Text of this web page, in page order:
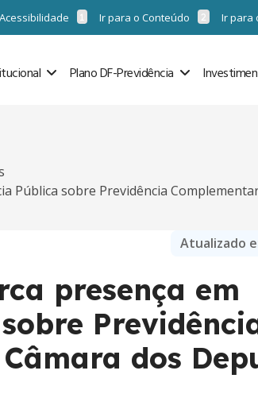
Acessibilidade Ir para o Conteúdo Ir para
Plano DF-Previdência
Pública sobre Previdência
Atualizado
presença em
dos